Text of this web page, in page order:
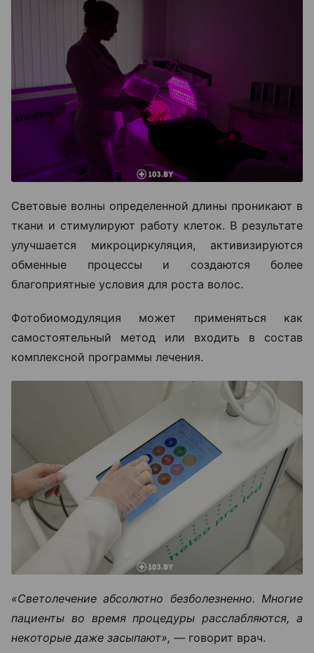
Световые волны определенной длины проникают в
ткани и стимулируют работу клеток. В результате
улучшается микроциркуляция, активизируются
обменные процессы и создаются более
благоприятные условия для роста волос.
Фотобиомодуляция может применяться как
самостоятельный метод или входить в состав
комплексной программы лечения.
«Светолечение абсолютно безболезненно. Многие
пациенты во время процедуры расслабляются, а
некоторые даже засыпают», — говорит врач.